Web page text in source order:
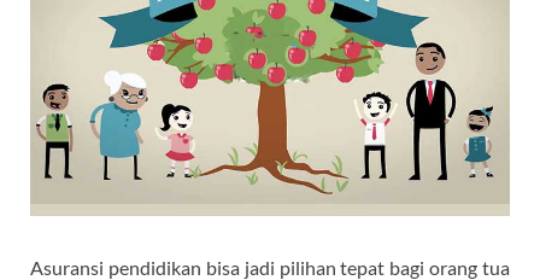
Asuransi pendidikan bisa jadi pilihan tepat bagi orang tua